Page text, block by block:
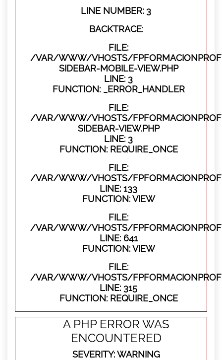
LINE NUMBER: 3
BACKTRACE:
FILE:
/VAR/WWW/VHOSTS/
SIDEBAR-MOBILE-VIEW.PHP
LINE: 3
FUNCTION: _ERROR_HANDLER
FILE:
/VAR/WWW/VHOSTS/
SIDEBAR-VIEW.PHP
LINE: 3
FUNCTION: REQUIRE_ONCE
FILE:
/VAR/WWW/VHOSTS/
LINE: 133
FUNCTION: VIEW
FILE:
/VAR/WWW/VHOSTS/
LINE: 641
FUNCTION: VIEW
FILE:
/VAR/WWW/VHOSTS/
LINE: 315
FUNCTION: REQUIRE_ONCE
A PHP ERROR WAS
ENCOUNTERED
SEVERITY: WARNING